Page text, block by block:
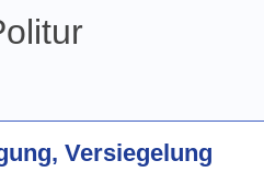
Versiegelung